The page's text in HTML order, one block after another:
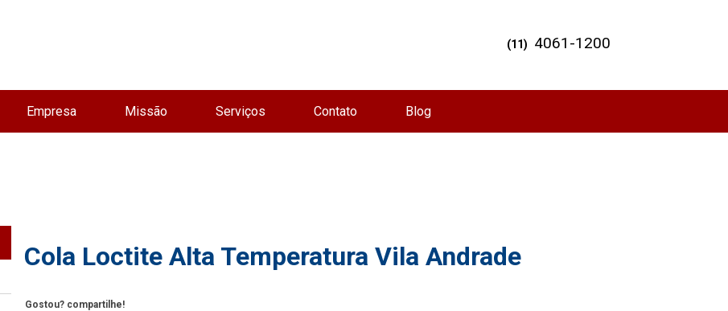
Empresa Missão Serviços Contato Blog
(11) 4061-1200
Cola Loctite Alta Temperatura Vila Andrade
Gostou? compartilhe!